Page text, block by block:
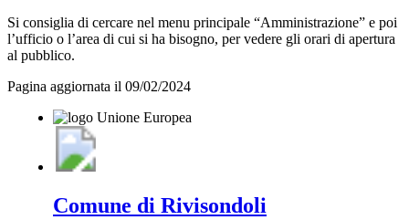
Si consiglia di cercare nel menu principale “Amministrazione” e poi
l’ufficio o l’area di cui si ha bisogno, per vedere gli orari di apertura
al pubblico.
Pagina aggiornata il 09/02/2024
Comune di Rivisondoli